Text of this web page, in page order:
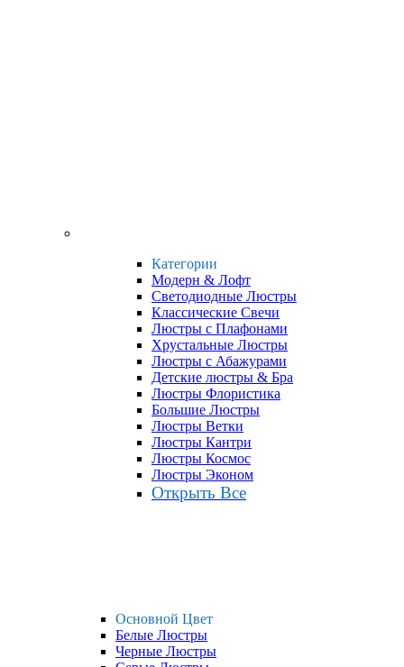
Категории
Модерн & Лофт
Светодиодные Люстры
Классические Свечи
Люстры с Плафонами
Хрустальные Люстры
Люстры с Абажурами
Детские люстры & Бра
Люстры Флористика
Большие Люстры
Люстры Ветки
Люстры Кантри
Люстры Космос
Люстры Эконом
Открыть Все
Основной Цвет
Белые Люстры
Черные Люстры